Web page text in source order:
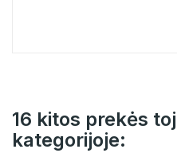
16 kitos prekės
kategorijoje: